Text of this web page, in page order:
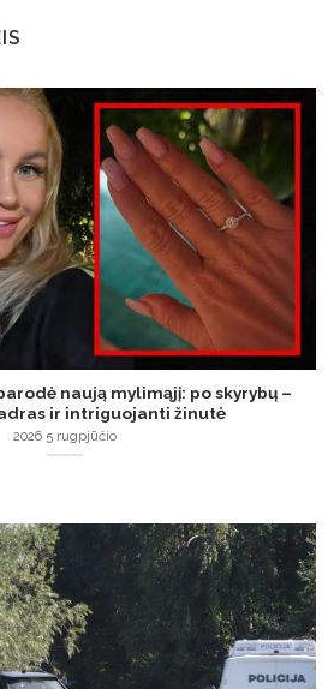
naują mylimąjį: po skyrybų –
ir intriguojanti žinutė
2026 5 rugpjūčio